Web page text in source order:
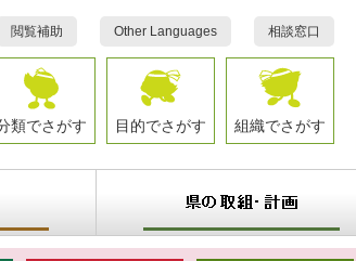
閲覧補助 Other Languages 相談窓口
類でさがす 目的でさがす 組織でさがす
組